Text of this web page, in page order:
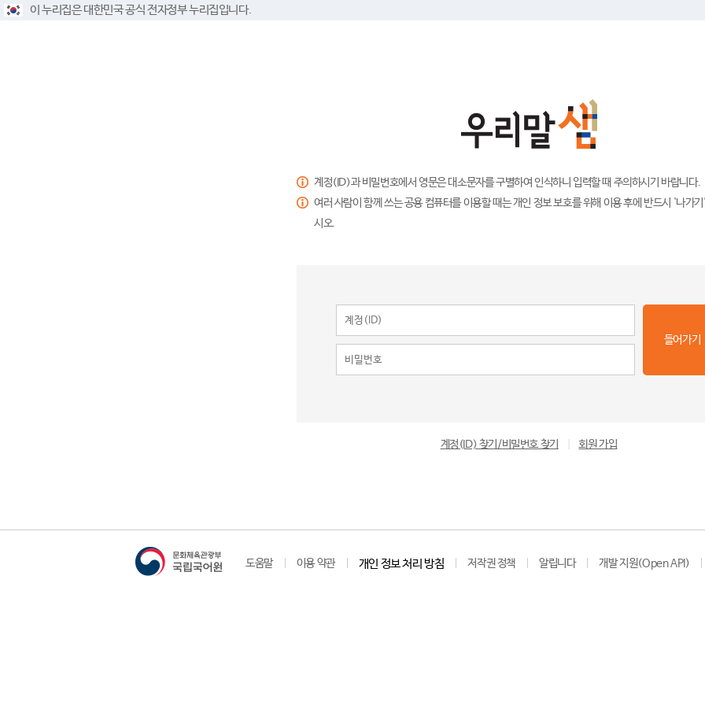
이 누리집은 대한민국 공식 전자정부 누리집입니다.
계정(ID)과 비밀번호에서 영문은 대소문자를 구별하여 인식하니 입력할 때 주의하시기 바랍니다.
여러 사람이 함께 쓰는 공용 컴퓨터를 이용할 때는 개인 정보 보호를 위해 이용 후에 반드시 '나가
시오.
들어가기
계정(ID) 찾기/비밀번호 찾기 회원 가입
도움말 이용 약관 개인 정보 처리 방침 저작권 정책 알립니다 개발 지원(Open API)